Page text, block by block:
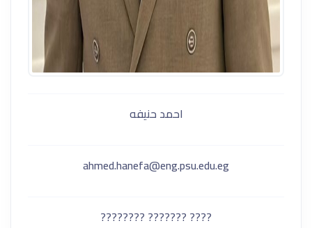
احمد حنيفه
ahmed.hanefa@eng.psu.edu.eg
???? ??????? ????????